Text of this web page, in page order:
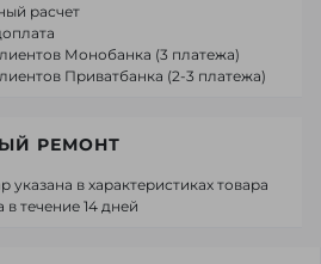
расчет
Монобанка (3 платежа)
Приватбанка (2-3 платежа)
РЕМОНТ
указана в характеристиках товара
течение 14 дней